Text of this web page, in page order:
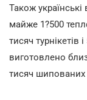
Також
майже 1?500
тисяч турнікетів
виготовлено
тисяч шипованих